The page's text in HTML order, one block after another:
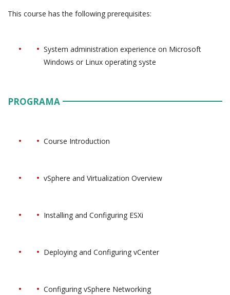
This course has the following prerequisites:
System administration experience on Microsoft
Windows or Linux operating syste
PROGRAMA
Course Introduction
vSphere and Virtualization Overview
Installing and Configuring ESXi
Deploying and Configuring vCenter
Configuring vSphere Networking